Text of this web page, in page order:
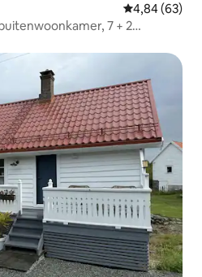
Gemiddelde
4,84 (63)
7 + 2